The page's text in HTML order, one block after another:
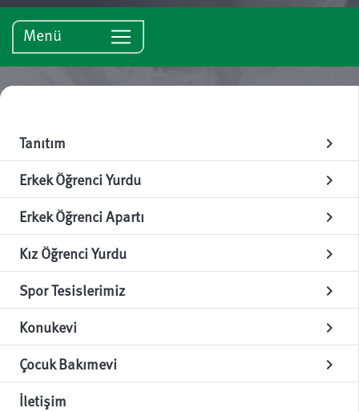
Menü
Tanıtım chevron_right
Erkek Öğrenci Yurdu chevron_right
Erkek Öğrenci Apartı chevron_right
Kız Öğrenci Yurdu chevron_right
Spor Tesislerimiz chevron_right
Konukevi chevron_right
Çocuk Bakımevi chevron_right
İletişim